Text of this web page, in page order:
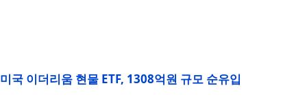
미국 이더리움 현물 ETF, 1308억원 규모 순유입